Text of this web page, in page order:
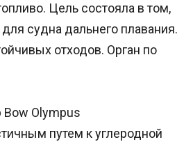
Цель состояла в том,
судна дальнего плавания.
отходов. Орган по
Bow Olympus
путем к углеродной